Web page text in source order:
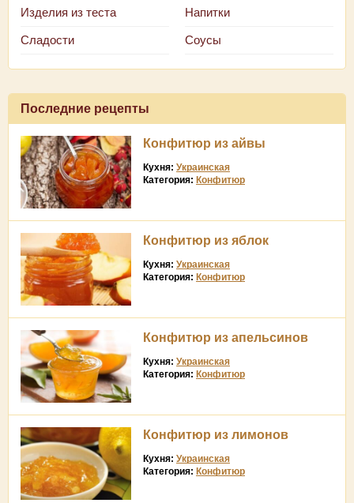
Изделия из теста Напитки
Сладости Соусы
Последние рецепты
Конфитюр из айвы
Кухня: Украинская
Категория: Конфитюр
Конфитюр из яблок
Кухня: Украинская
Категория: Конфитюр
Конфитюр из апельсинов
Кухня: Украинская
Категория: Конфитюр
Конфитюр из лимонов
Кухня: Украинская
Категория: Конфитюр